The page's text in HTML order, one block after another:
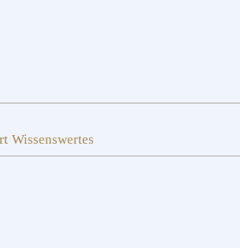
Wissenswertes